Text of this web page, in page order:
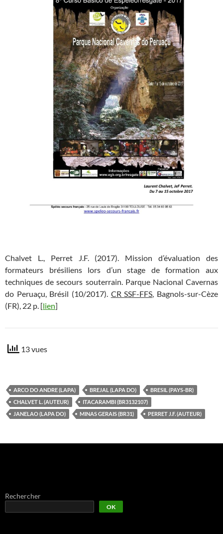
Chalvet L., Perret J.F. (2017). Mission d’évaluation des
formateurs brésiliens lors d’un stage de formation aux
techniques de secours souterrain. Parque Nacional Cavernas
do Peruaçu, Brésil (10/2017). CR SSF-FFS, Bagnols-sur-Cèze
(FR), 22 p. [lien]
13 vues
ARCO DO ANDRE (LAPA) BREJAL (LAPA DO)
BRESIL (PAYS-BR)
CHALVET L. (AUTEUR)
ITACARAMBI (BR3132107)
JANELAO (LAPA DO)
MINAS GERAIS (BR31) PERRET J.F. (AUTEUR)
Rechercher
OK